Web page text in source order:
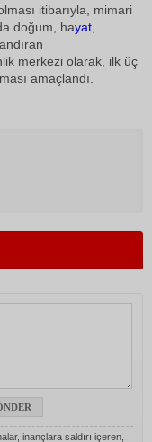
itibarıyla, mimari
doğum, hayat
merkezi olarak, ilk üç
amaçlandı.
inançlara saldırı içeren,